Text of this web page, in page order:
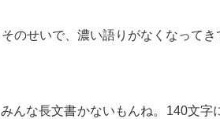
そのせいで、濃い語りがなくなって
みんな長文書かないもんね。140文字